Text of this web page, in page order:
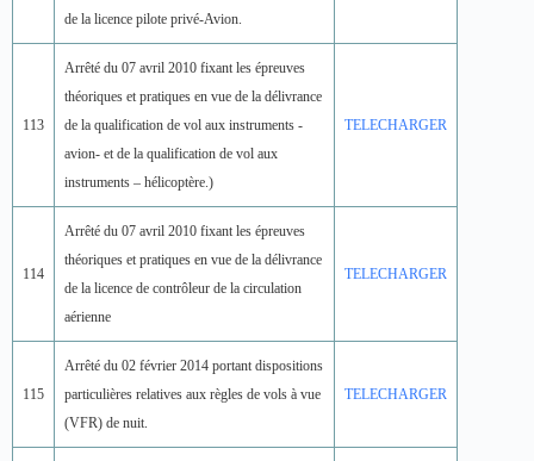
de la licence pilote privé-Avion.
113
Arrêté du 07 avril 2010 fixant les épreuves
théoriques et pratiques en vue de la délivrance
de la qualification de vol aux instruments -
avion- et de la qualification de vol aux
instruments – hélicoptère.)
TELECHARGER
114
Arrêté du 07 avril 2010 fixant les épreuves
théoriques et pratiques en vue de la délivrance
de la licence de contrôleur de la circulation
aérienne
TELECHARGER
115
Arrêté du 02 février 2014 portant dispositions
particulières relatives aux règles de vols à vue
(VFR) de nuit.
TELECHARGER